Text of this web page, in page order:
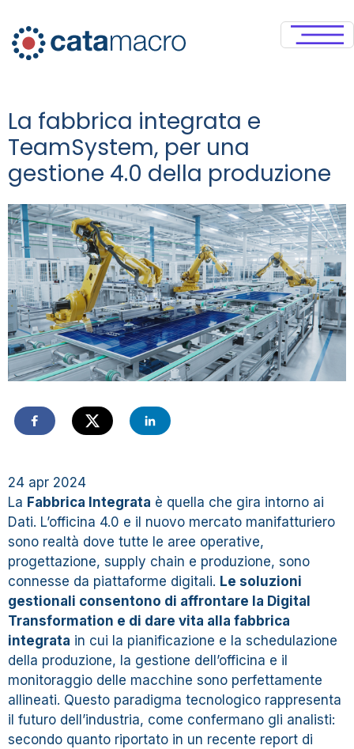
La fabbrica integrata e
TeamSystem, per una
gestione 4.0 della produzione
24 apr 2024
La Fabbrica Integrata è quella che gira intorno ai
Dati. L’officina 4.0 e il nuovo mercato manifatturiero
sono realtà dove tutte le aree operative,
progettazione, supply chain e produzione, sono
connesse da piattaforme digitali. Le soluzioni
gestionali consentono di affrontare la Digital
Transformation e di dare vita alla fabbrica
integrata in cui la pianificazione e la schedulazione
della produzione, la gestione dell’officina e il
monitoraggio delle macchine sono perfettamente
allineati. Questo paradigma tecnologico rappresenta
il futuro dell’industria, come confermano gli analisti:
secondo quanto riportato in un recente report di